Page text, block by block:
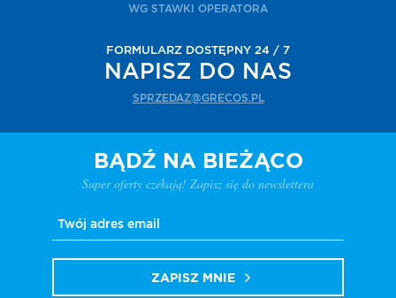
WG STAWKI OPERATORA
FORMULARZ DOSTĘPNY 24 / 7
NAPISZ DO NAS
SPRZEDAZ@GRECOS.PL
BĄDŹ NA BIEŻĄCO
Super oferty czekają! Zapisz się do newslettera
ZAPISZ MNIE